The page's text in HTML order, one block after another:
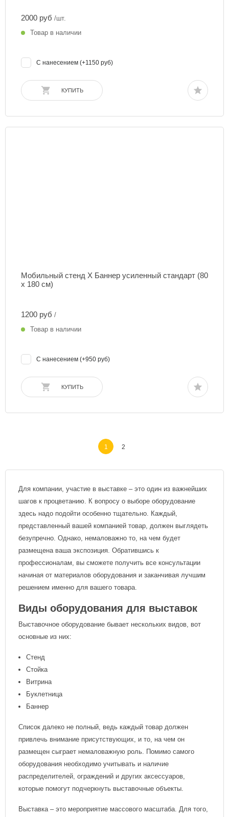
2000 руб /шт.
Товар в наличии
С нанесением (+1150 руб)
КУПИТЬ
Мобильный стенд Х Баннер усиленный стандарт (80
х 180 см)
1200 руб /
Товар в наличии
С нанесением (+950 руб)
КУПИТЬ
1 2
Для компании, участие в выставке – это один из важнейших
шагов к процветанию. К вопросу о выборе оборудование
здесь надо подойти особенно тщательно. Каждый,
представленный вашей компанией товар, должен выглядеть
безупречно. Однако, немаловажно то, на чем будет
размещена ваша экспозиция. Обратившись к
профессионалам, вы сможете получить все консультации
начиная от материалов оборудования и заканчивая лучшим
решением именно для вашего товара.
Виды оборудования для выставок
Выставочное оборудование бывает нескольких видов, вот
основные из них:
Стенд
Стойка
Витрина
Буклетница
Баннер
Список далеко не полный, ведь каждый товар должен
привлечь внимание присутствующих, и то, на чем он
размещен сыграет немаловажную роль. Помимо самого
оборудования необходимо учитывать и наличие
распределителей, ограждений и других аксессуаров,
которые помогут подчеркнуть выставочные объекты.
Выставка – это мероприятие массового масштаба. Для того,